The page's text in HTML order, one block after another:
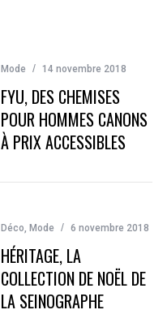
Mode 14 novembre 2018
FYU, DES CHEMISES
POUR HOMMES CANONS
À PRIX ACCESSIBLES
Déco, Mode 6 novembre 2018
HÉRITAGE, LA
COLLECTION DE NOËL DE
LA SEINOGRAPHE